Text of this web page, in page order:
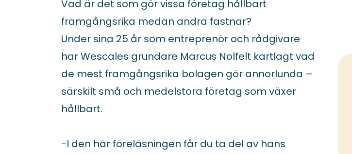
Vad är det som gör vissa företag hållbart
framgångsrika medan andra fastnar?
Under sina 25 år som entreprenör och rådgivare
har Wescales grundare Marcus Nolfelt kartlagt vad
de mest framgångsrika bolagen gör annorlunda –
särskilt små och medelstora företag som växer
hållbart.
-I den här föreläsningen får du ta del av hans